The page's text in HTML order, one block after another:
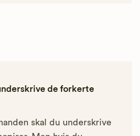
de forkerte
skal du underskrive